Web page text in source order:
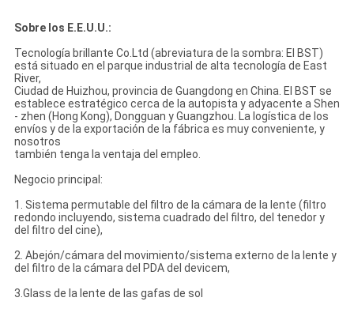
Sobre los E.E.U.U.:
Tecnología brillante Co.Ltd (abreviatura de la sombra: El BST)
está situado en el parque industrial de alta tecnología de East
River,
Ciudad de Huizhou, provincia de Guangdong en China. El BST se
establece estratégico cerca de la autopista y adyacente a Shen
- zhen (Hong Kong), Dongguan y Guangzhou. La logística de los
envíos y de la exportación de la fábrica es muy conveniente, y
nosotros
también tenga la ventaja del empleo.
Negocio principal:
1. Sistema permutable del filtro de la cámara de la lente (filtro
redondo incluyendo, sistema cuadrado del filtro, del tenedor y
del filtro del cine),
2. Abejón/cámara del movimiento/sistema externo de la lente y
del filtro de la cámara del PDA del devicem,
3.Glass de la lente de las gafas de sol